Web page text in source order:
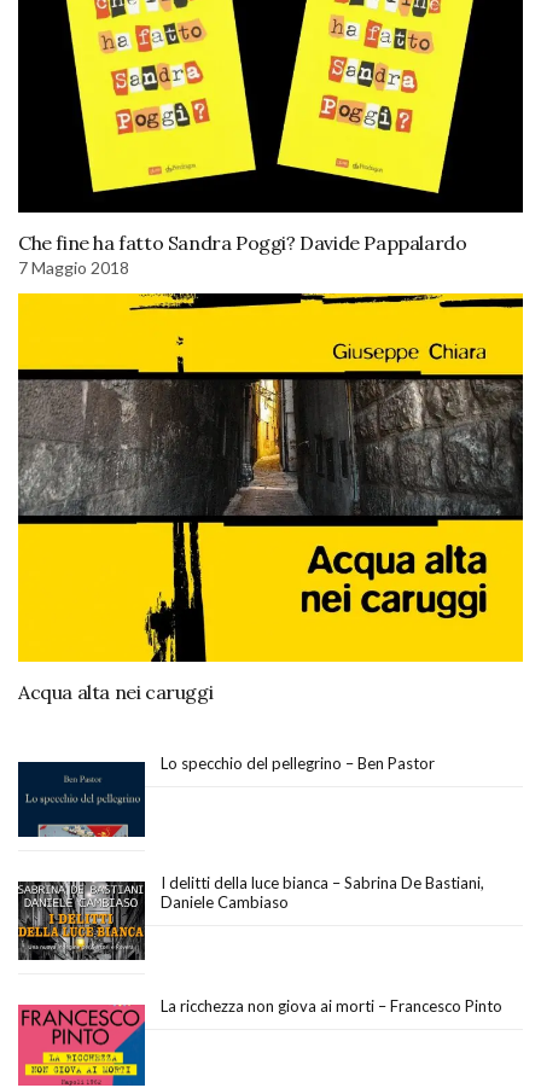
Che fine ha fatto Sandra Poggi? Davide Pappalardo
7 Maggio 2018
Acqua alta nei caruggi
Lo specchio del pellegrino – Ben Pastor
I delitti della luce bianca – Sabrina De Bastiani,
Daniele Cambiaso
La ricchezza non giova ai morti – Francesco Pinto